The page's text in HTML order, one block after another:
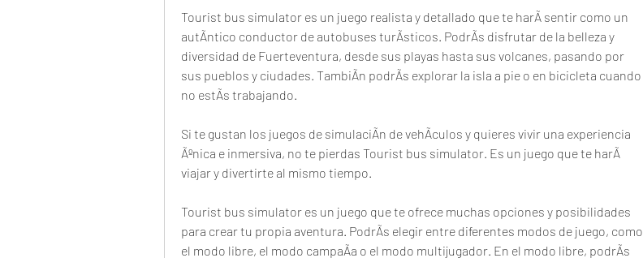
Tourist bus simulator es un juego realista y detallado que te harÃ sentir como un
autÃntico conductor de autobuses turÃsticos. PodrÃs disfrutar de la belleza y
diversidad de Fuerteventura, desde sus playas hasta sus volcanes, pasando por
sus pueblos y ciudades. TambiÃn podrÃs explorar la isla a pie o en bicicleta cuando
no estÃs trabajando.
Si te gustan los juegos de simulaciÃn de vehÃculos y quieres vivir una experiencia
Ãºnica e inmersiva, no te pierdas Tourist bus simulator. Es un juego que te harÃ
viajar y divertirte al mismo tiempo.
Tourist bus simulator es un juego que te ofrece muchas opciones y posibilidades
para crear tu propia aventura. PodrÃs elegir entre diferentes modos de juego, como
el modo libre, el modo campaÃa o el modo multijugador. En el modo libre, podrÃs